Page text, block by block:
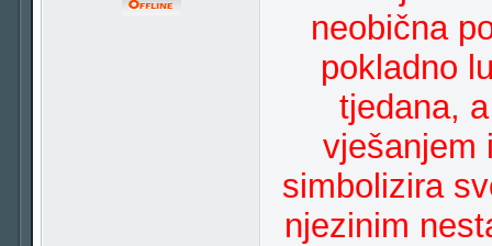
neobična
pokladno
tjedana,
vješanjem
simbolizira
njezinim